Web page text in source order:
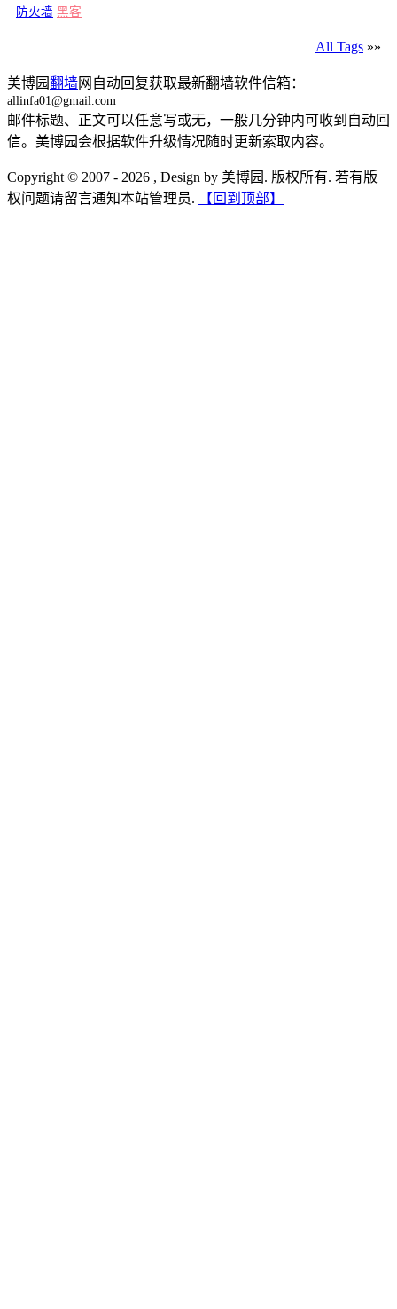
防火墙 黑客
All Tags »»
美博园翻墙网自动回复获取最新翻墙软件信箱：
allinfa01@gmail.com
邮件标题、正文可以任意写或无，一般几分钟内可收到自动回
信。美博园会根据软件升级情况随时更新索取内容。
Copyright © 2007 - 2026 , Design by 美博园. 版权所有. 若有版
权问题请留言通知本站管理员.
【回到顶部】